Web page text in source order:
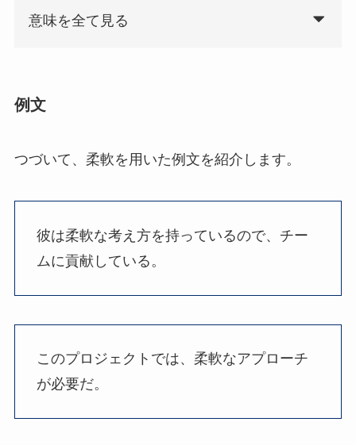
意味を全て見る
例文
つづいて、柔軟を用いた例文を紹介します。
彼は柔軟な考え方を持っているので、チー
ムに貢献している。
このプロジェクトでは、柔軟なアプローチ
が必要だ。